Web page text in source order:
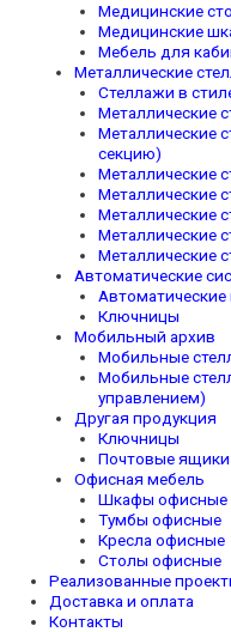
Медицинские
Медицинские
Мебель для
Металлические
Стеллажи в
Металлические
Металлические
секцию)
Металлические
Металлические
Металлические
Металлические
Металлические
Автоматические
Ключницы
Мобильный архив
Мобильные
Мобильные
управлением)
Другая продукция
Ключницы
Почтовые ящики
Офисная мебель
Шкафы
Тумбы офисные
Кресла офисные
Столы офисные
Реализованные
Доставка и оплата
Контакты